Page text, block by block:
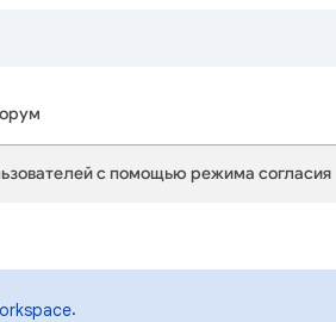
с помощью режима согласия
.